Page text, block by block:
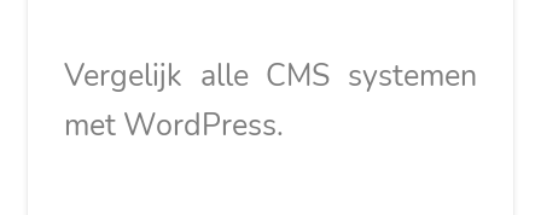
Vergelijk alle CMS systemen
met WordPress.